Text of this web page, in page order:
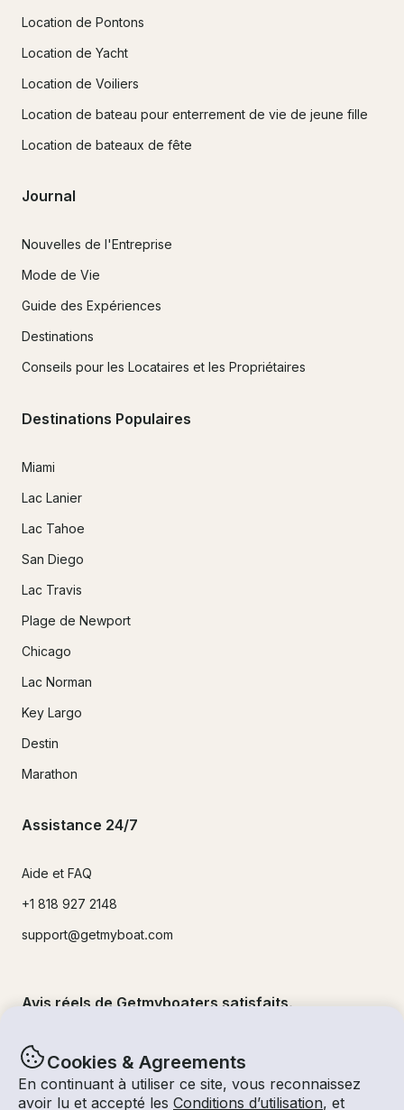
Cookies & Agreements
En continuant à utiliser ce site, vous reconnaissez
avoir lu et accepté les Conditions d’utilisation, et
Location de Pontons
Location de Yacht
Location de Voiliers
Location de bateau pour enterrement de vie de jeune fille
Location de bateaux de fête
Journal
Nouvelles de l'Entreprise
Mode de Vie
Guide des Expériences
Destinations
Conseils pour les Locataires et les Propriétaires
Destinations Populaires
Miami
Lac Lanier
Lac Tahoe
San Diego
Lac Travis
Plage de Newport
Chicago
Lac Norman
Key Largo
Destin
Marathon
Assistance 24/7
Aide et FAQ
+1 818 927 2148
support@getmyboat.com
Avis réels de Getmyboaters satisfaits.